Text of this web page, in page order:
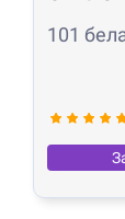
101